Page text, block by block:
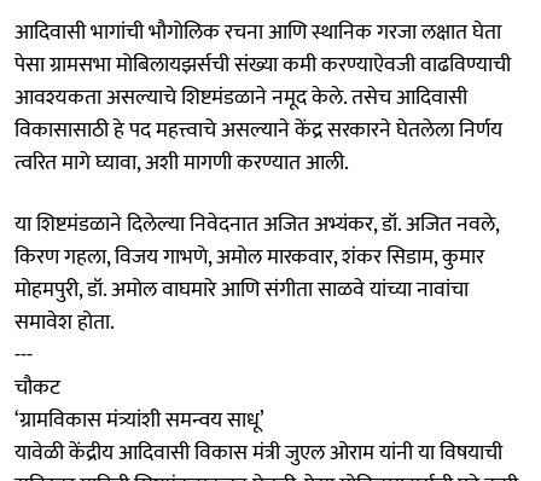
आदिवासी भागांची भौगोलिक रचना आणि स्थानिक गरजा लक्षात घेता
पेसा ग्रामसभा मोबिलायझर्सची संख्या कमी करण्याऐवजी वाढविण्याची
आवश्यकता असल्याचे शिष्टमंडळाने नमूद केले. तसेच आदिवासी
विकासासाठी हे पद महत्त्वाचे असल्याने केंद्र सरकारने घेतलेला निर्णय
त्वरित मागे घ्यावा, अशी मागणी करण्यात आली.
या शिष्टमंडळाने दिलेल्या निवेदनात अजित अभ्यंकर, डॉ. अजित नवले,
किरण गहला, विजय गाभणे, अमोल मारकवार, शंकर सिडाम, कुमार
मोहमपुरी, डॉ. अमोल वाघमारे आणि संगीता साळवे यांच्या नावांचा
समावेश होता.
---
चौकट
‘ग्रामविकास मंत्र्यांशी समन्वय साधू’
यावेळी केंद्रीय आदिवासी विकास मंत्री जुएल ओराम यांनी या विषयाची